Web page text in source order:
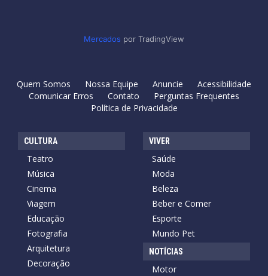
Mercados por TradingView
Quem Somos Nossa Equipe Anuncie
Acessibilidade
Comunicar Erros
Contato
Perguntas Frequentes
Política de Privacidade
CULTURA
Teatro
Música
Cinema
Viagem
Educação
Fotografia
Arquitetura
Decoração
VIVER
Saúde
Moda
Beleza
Beber e Comer
Esporte
Mundo Pet
NOTÍCIAS
Motor